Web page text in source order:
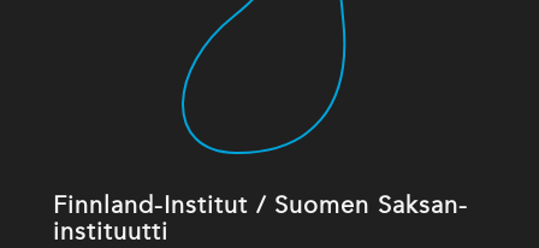
Finnland-Institut / Suomen Saksan-
instituutti